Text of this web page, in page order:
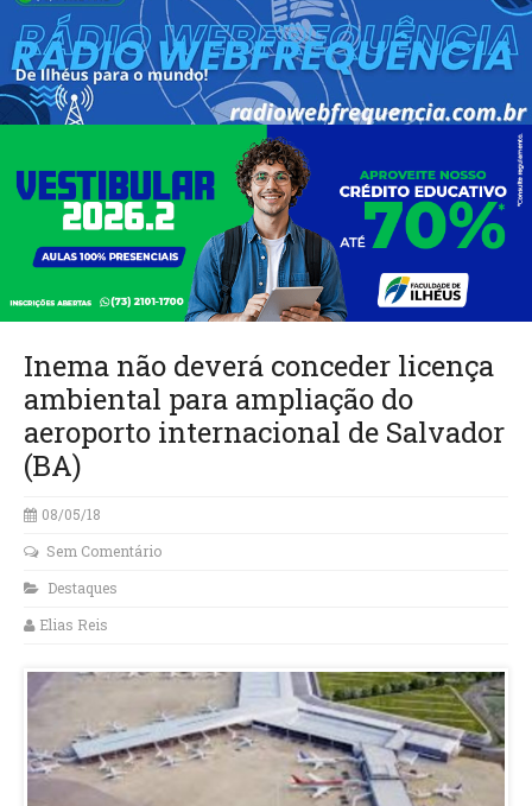
Inema não deverá conceder licença
ambiental para ampliação do
aeroporto internacional de Salvador
(BA)
08/05/18
Sem Comentário
Destaques
Elias Reis